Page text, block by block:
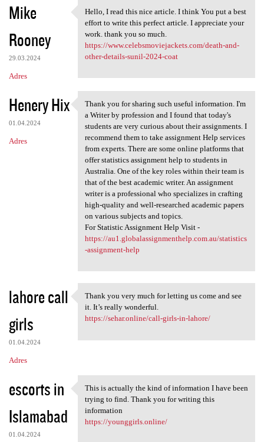
Mike
Rooney
29.03.2024
Adres
Hello, I read this nice
Hello, I read this nice article. I think You put a best
effort to write this perfect article. I appreciate your
work. thank you so much.
https://www.celebsmoviejackets.com/death-and-
other-details-sunil-2024-coat
Henery Hix
01.04.2024
Adres
Thank you for sharing such
Thank you for sharing such useful information. I'm
a Writer by profession and I found that today's
students are very curious about their assignments. I
recommend them to take assignment Help services
from experts. There are some online platforms that
offer statistics assignment help to students in
Australia. One of the key roles within their team is
that of the best academic writer. An assignment
writer is a professional who specializes in crafting
high-quality and well-researched academic papers
on various subjects and topics.
For Statistic Assignment Help Visit -
https://au1.globalassignmenthelp.com.au/statistics
-assignment-help
lahore call
girls
01.04.2024
Adres
Thank you very much for
Thank you very much for letting us come and see
it. It’s really wonderful.
https://sehar.online/call-girls-in-lahore/
escorts in
Islamabad
01.04.2024
This is actually the kind of
This is actually the kind of information I have been
trying to find. Thank you for writing this
information
https://younggirls.online/